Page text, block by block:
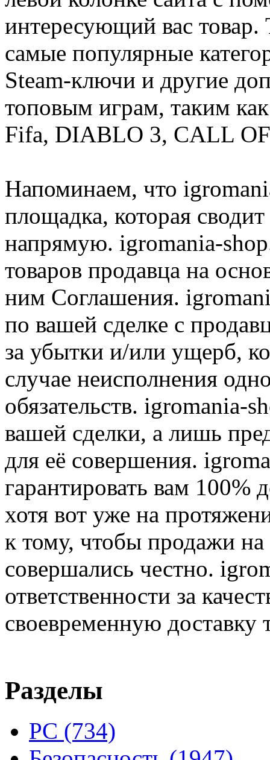
интересующий вас
самые популярные
Steam-ключи и другие
топовым играм, таким
Fifa, DIABLO 3, CALL
Напоминаем, что
площадка, которая
напрямую. igromania-
товаров продавца на
ним Соглашения.
по вашей сделке с
за убытки и/или ущерб,
случае неисполнения
обязательств. igromania-
вашей сделки, а лишь
для её совершения.
гарантировать вам 100%
хотя вот уже на
к тому, чтобы продажи
совершались честно.
ответственности за
своевременную доставку
Разделы
PC (734)